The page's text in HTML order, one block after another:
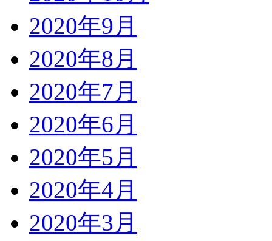
2020年9月
2020年8月
2020年7月
2020年6月
2020年5月
2020年4月
2020年3月